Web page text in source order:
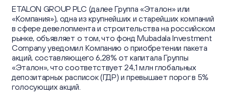
Портфель проектов
Стратегия
Совет Директоров и комитеты
Корпоративные документы
Информационный меморандум и Проспект
Корпоративный секретарь
Основные показатели
Инвестиционная привлекательность
Отчеты
Презентации
ESG
Отчеты об устойчивом развитии
Устойчивое развитие
Пресс-центр
Новости
Контакты
ETALON GROUP PLC (далее Группа «Эталон» или
«Компания»), одна из крупнейших и старейших компаний
в сфере девелопмента и строительства на российском
рынке, объявляет о том, что фонд Mubadala Investment
Company уведомил Компанию о приобретении пакета
акций, составляющего 6,28% от капитала Группы
«Эталон», что соответствует 24,1 млн глобальных
депозитарных расписок (ГДР) и превышает порог в 5%
голосующих акций.